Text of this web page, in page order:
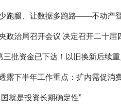
跑腿、让数据多跑路——不动产
政治局召开会议 决定召开二十
三批资金已下达！以旧换新后续重
露下半年工作重点：扩内需促消
国就是投资长期确定性”